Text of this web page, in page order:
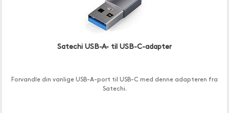
Satechi USB-A- til USB-C-adapter
Forvandle din vanlige USB-A-port til USB-C med denne adapteren fra
Satechi.